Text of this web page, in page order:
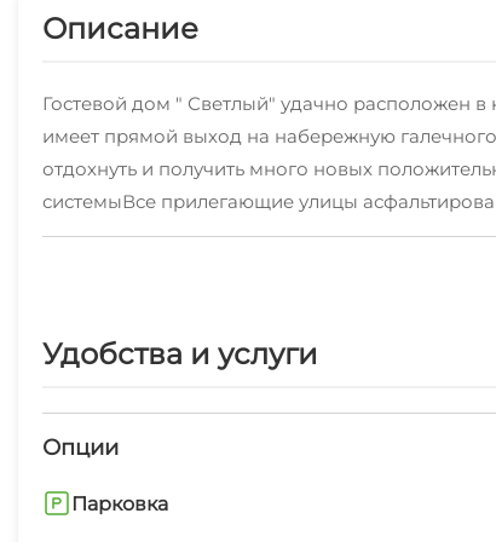
Описание
Гостевой дом " Светлый" удачно расположен
имеет прямой выход на набережную
отдохнуть и получить много новых
системыВсе прилегающие улицы
магазинов, сувенирных и прочих
категорий: 2 местный стандарт ,3х местный
Удобства и услуги
Опции
Парковка